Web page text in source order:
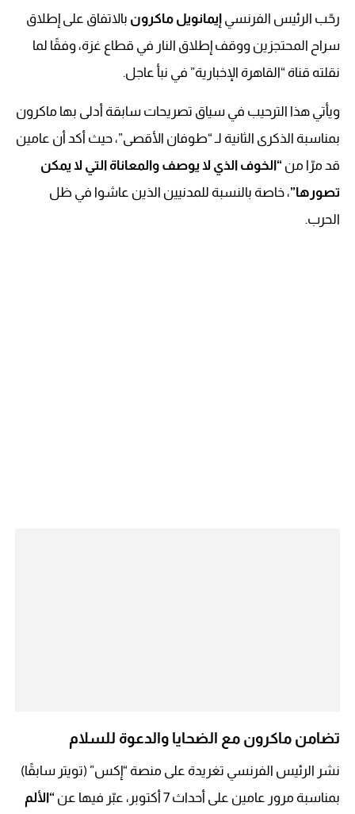
رحّب الرئيس الفرنسي إيمانويل ماكرون بالاتفاق على إطلاق
سراح المحتجزين ووقف إطلاق النار في قطاع غزة، وفقًا لما
نقلته قناة “القاهرة الإخبارية” في نبأ عاجل.
ويأتي هذا الترحيب في سياق تصريحات سابقة أدلى بها ماكرون
بمناسبة الذكرى الثانية لـ “طوفان الأقصى”، حيث أكد أن عامين
قد مرّا من “الخوف الذي لا يوصف والمعاناة التي لا يمكن
تصورها”، خاصة بالنسبة للمدنيين الذين عاشوا في ظل
الحرب.
تضامن ماكرون مع الضحايا والدعوة للسلام
نشر الرئيس الفرنسي تغريدة على منصة “إكس” (تويتر سابقًا)
بمناسبة مرور عامين على أحداث 7 أكتوبر، عبّر فيها عن
“الألم